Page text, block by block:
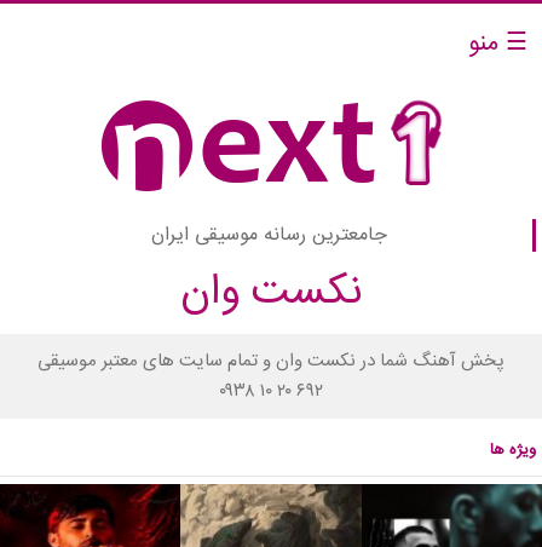
☰ منو
جامعترین رسانه موسیقی ایران
نکست وان
پخش آهنگ شما در نکست وان و تمام سایت های معتبر موسیقی
۰۹۳۸ ۱۰ ۲۰ ۶۹۲
ویژه ها